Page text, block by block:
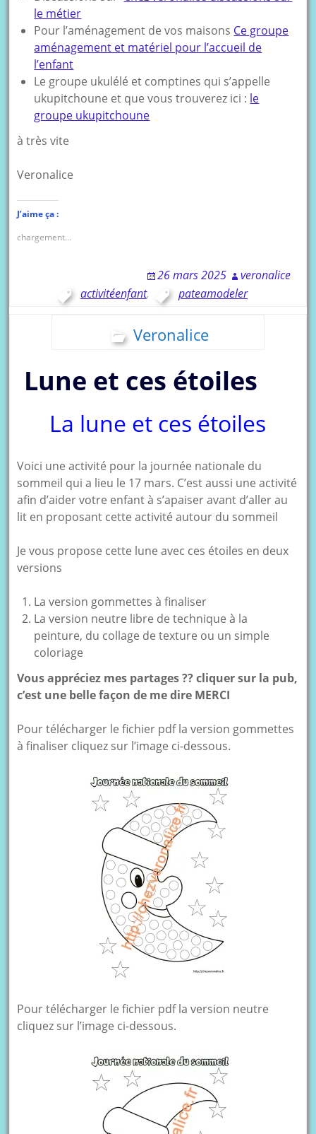
le métier
Pour l’aménagement de vos maisons Ce groupe
aménagement et matériel pour l’accueil de
l’enfant
Le groupe ukulélé et comptines qui s’appelle
ukupitchoune et que vous trouverez ici : le
groupe ukupitchoune
à très vite
Veronalice
J’aime ça :
chargement…
26 mars 2025
veronalice
activitéenfant, pateamodeler
Veronalice
Lune et ces étoiles
La lune et ces étoiles
Voici une activité pour la journée nationale du
sommeil qui a lieu le 17 mars. C’est aussi une activité
afin d’aider votre enfant à s’apaiser avant d’aller au
lit en proposant cette activité autour du sommeil
Je vous propose cette lune avec ces étoiles en deux
versions
La version gommettes à finaliser
La version neutre libre de technique à la
peinture, du collage de texture ou un simple
coloriage
Vous appréciez mes partages ?? cliquer sur la pub,
c’est une belle façon de me dire MERCI
Pour télécharger le fichier pdf la version gommettes
à finaliser cliquez sur l’image ci-dessous.
Pour télécharger le fichier pdf la version neutre
cliquez sur l’image ci-dessous.